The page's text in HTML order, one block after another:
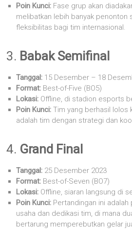
Poin Kunci: Fase grup akan
melibatkan lebih banyak penonton
fleksibilitas bagi tim internasional.
3. Babak Semifinal
Tanggal: 15 Desember – 18
Format: Best-of-Five (BO5)
Lokasi: Offline, di stadion esports
Poin Kunci: Tim yang berhasil lolos
adalah tim dengan strategi dan
4. Grand Final
Tanggal: 25 Desember 2023
Format: Best-of-Seven (BO7)
Lokasi: Offline, siaran langsung di
Poin Kunci: Pertandingan ini
usaha dan dedikasi tim, di mana
bertarung memperebutkan gelar